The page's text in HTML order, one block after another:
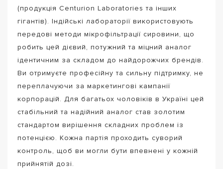
(продукція Centurion Laboratories та інших
гігантів). Індійські лабораторії використовують
передові методи мікрофільтрації сировини, що
робить цей дієвий, потужний та міцний аналог
ідентичним за складом до найдорожчих брендів.
Ви отримуєте професійну та сильну підтримку, не
переплачуючи за маркетингові кампанії
корпорацій. Для багатьох чоловіків в Україні цей
стабільний та надійний аналог став золотим
стандартом вирішення складних проблем із
потенцією. Кожна партія проходить суворий
контроль, щоб ви могли бути впевнені у кожній
прийнятій дозі.